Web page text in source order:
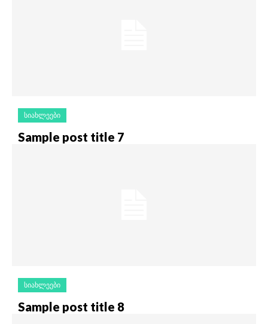
ᲡᲘᲐᲮᲚᲔᲔᲑᲘ
Sample post title 7
ᲡᲘᲐᲮᲚᲔᲔᲑᲘ
Sample post title 8